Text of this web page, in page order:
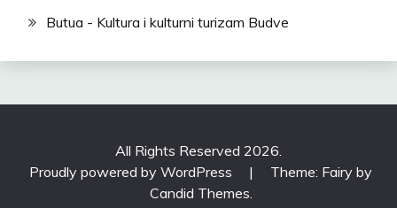
Butua - Kultura i kulturni turizam Budve
All Rights Reserved 2026.
Proudly powered by WordPress
|
Theme: Fairy by
Candid Themes.